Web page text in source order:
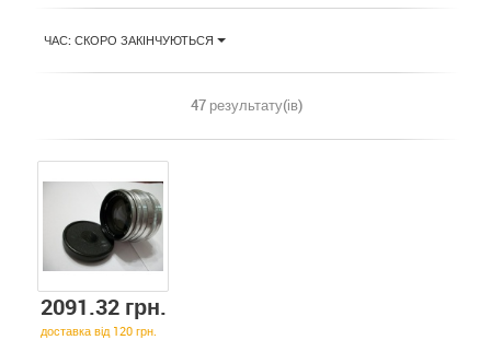
ЧАС: СКОРО ЗАКІНЧУЮТЬСЯ
47 результату(ів)
2091.32 грн.
доставка від 120 грн.